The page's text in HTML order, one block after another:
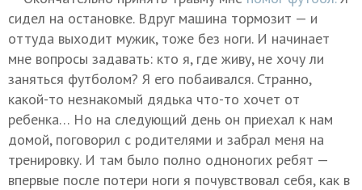
сидел на остановке. Вдруг машина тормозит — и
оттуда выходит мужик, тоже без ноги. И начинает
мне вопросы задавать: кто я, где живу, не хочу ли
заняться футболом? Я его побаивался. Странно,
какой-то незнакомый дядька что-то хочет от
ребенка… Но на следующий день он приехал к нам
домой, поговорил с родителями и забрал меня на
тренировку. И там было полно одноногих ребят —
впервые после потери ноги я почувствовал себя, как в